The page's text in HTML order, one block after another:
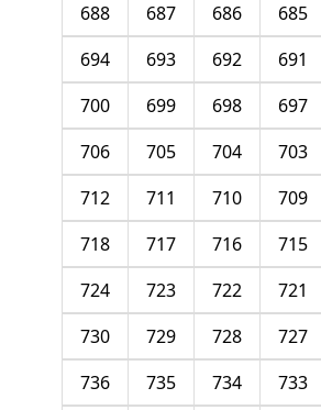
685
686
687
688
691
692
693
694
697
698
699
700
703
704
705
706
709
710
711
712
715
716
717
718
721
722
723
724
727
728
729
730
733
734
735
736